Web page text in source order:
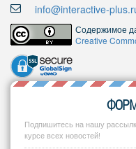
info@interactive-
Содержимое
Creative
Подпишитесь на нашу
курсе всех новостей!